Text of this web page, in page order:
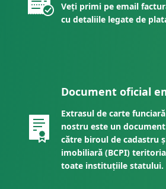
Veți primi pe email
cu detaliile legate de
Document oficial
Extrasul de carte
nostru este un
către biroul de cadastru
imobiliară (BCPI)
toate instituțiile statului.